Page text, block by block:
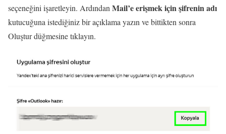
seçeneğini işaretleyin. Ardından Mail’e erişmek için şifrenin adı
kutucuğuna istediğiniz bir açıklama yazın ve bittikten sonra
Oluştur düğmesine tıklayın.